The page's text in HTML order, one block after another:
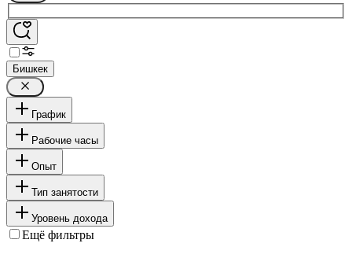
Бишкек
График
Рабочие часы
Опыт
Тип занятости
Уровень дохода
Ещё фильтры